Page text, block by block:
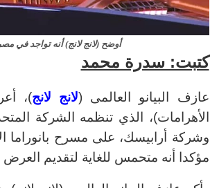
أوضح (لانج لانج) أنه تواجد في مصر منذ 10 سنوات وقدم عرضا في
كتبت: سدرة محمد
عازف البيانو العالمى (لانج لانج)،
الأهرامات)، الذي تنظمه الشركة
مؤكدا أنه متحمس للغاية لتقديم